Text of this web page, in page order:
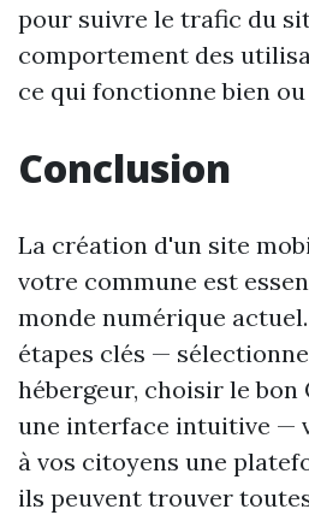
pour suivre le trafic du
comportement des
ce qui fonctionne bien
Conclusion
La création d'un site
votre commune est
monde numérique
étapes clés —
hébergeur, choisir le bon
une interface intuitive —
à vos citoyens une
ils peuvent trouver